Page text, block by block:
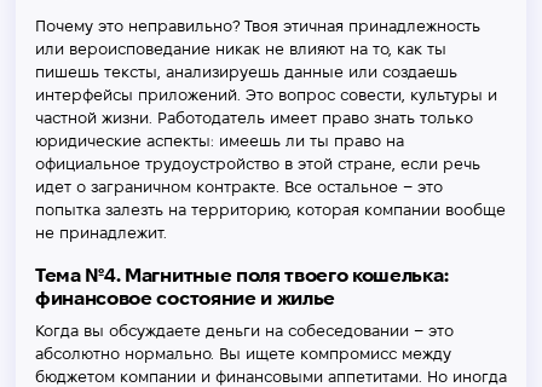
Почему это неправильно? Твоя этичная принадлежность
или вероисповедание никак не влияют на то, как ты
пишешь тексты, анализируешь данные или создаешь
интерфейсы приложений. Это вопрос совести, культуры и
частной жизни. Работодатель имеет право знать только
юридические аспекты: имеешь ли ты право на
официальное трудоустройство в этой стране, если речь
идет о заграничном контракте. Все остальное – это
попытка залезть на территорию, которая компании вообще
не принадлежит.
Тема №4. Магнитные поля твоего кошелька:
финансовое состояние и жилье
Когда вы обсуждаете деньги на собеседовании – это
абсолютно нормально. Вы ищете компромисс между
бюджетом компании и финансовыми аппетитами. Но иногда